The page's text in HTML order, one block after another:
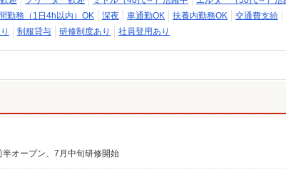
勤務（1日4h以内）OK 深夜 車通勤OK 扶養内勤務OK
交通費支給
制服貸与 研修制度あり 社員登用あり
オープン、7月中旬研修開始